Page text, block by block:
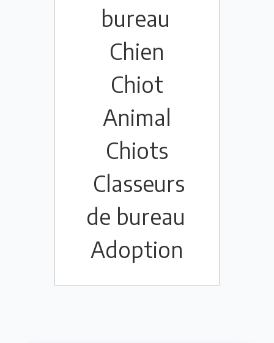
bureau
Chien
Chiot
Animal
Chiots
Classeurs
de bureau
Adoption